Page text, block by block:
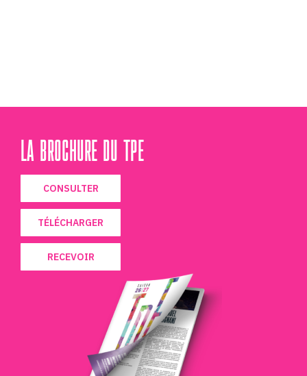
LA BROCHURE DU TPE
CONSULTER
TÉLÉCHARGER
RECEVOIR